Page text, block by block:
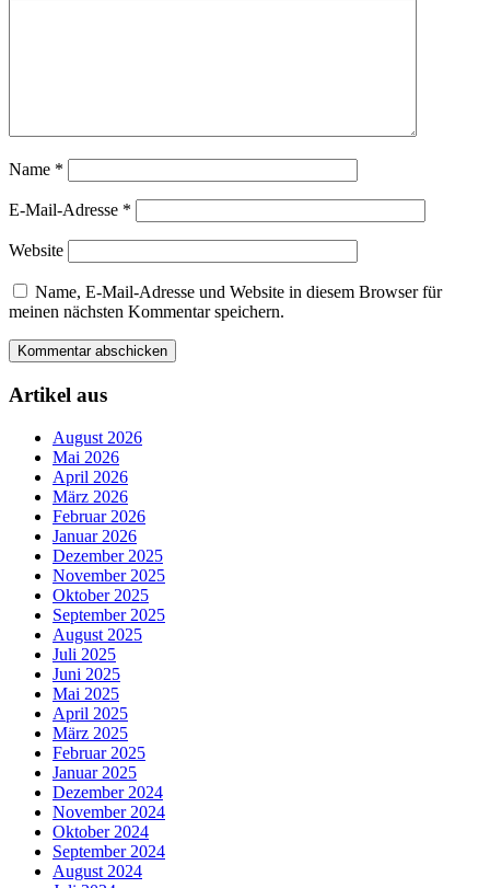
Name *
E-Mail-Adresse *
Website
Name, E-Mail-Adresse und Website in diesem Browser für
meinen nächsten Kommentar speichern.
Artikel aus
August 2026
Mai 2026
April 2026
März 2026
Februar 2026
Januar 2026
Dezember 2025
November 2025
Oktober 2025
September 2025
August 2025
Juli 2025
Juni 2025
Mai 2025
April 2025
März 2025
Februar 2025
Januar 2025
Dezember 2024
November 2024
Oktober 2024
September 2024
August 2024